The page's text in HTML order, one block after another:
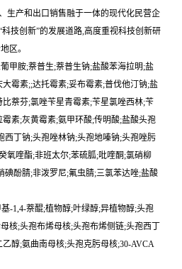
生产和出口销售融于一体的现代化民营企
技创新”的发展道路,高度重视科技创新研
区。
甲胺;萘普生;萘普生钠;盐酸苯海拉明;盐
霉素;;达托霉素;妥布霉素;普伐他汀钠;盐
萘芬;氯唑苄星青霉素;苄星氯唑西林;苄
素;灰黄霉素;氨甲环酸;传明酸;盐酸头孢
西丁钠;头孢唑林钠;头孢地嗪钠;头孢唑肟
氧喹酯;非班太尔;苯硫胍;吡喹酮;氯硝柳
碘酚腈;非泼罗尼;氟虫腈;三氯苯达唑;盐酸
-1,4-萘醌;植物醇;叶绿醇;异植物醇;头孢
核;头孢布烯母核;头孢布烯侧链;头孢西丁
醇;氨曲南母核;头孢克肟母核;30-AVCA